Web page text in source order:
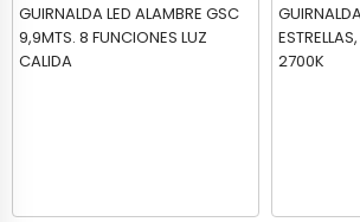
GUIRNALDA LED ALAMBRE GSC
9,9MTS. 8 FUNCIONES LUZ
CALIDA
GUIRNALDA
2700K